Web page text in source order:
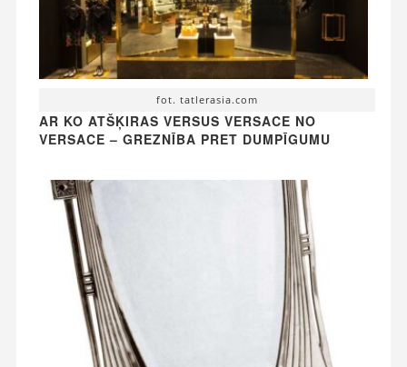
fot. tatlerasia.com
AR KO ATŠĶIRAS VERSUS VERSACE NO
VERSACE – GREZNĪBA PRET DUMPĪGUMU